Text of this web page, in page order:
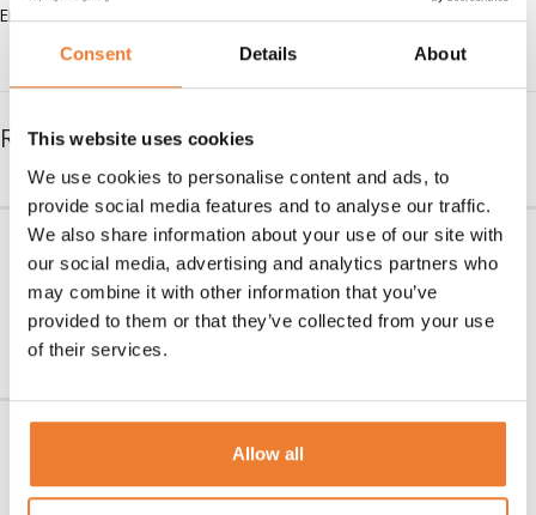
Consent Details About
This website uses cookies
We use cookies to personalise content and ads, to
provide social media features and to analyse our traffic.
We also share information about your use of our site with
our social media, advertising and analytics partners who
may combine it with other information that you’ve
provided to them or that they’ve collected from your use
of their services.
Allow all
EFFEKT: 4,08 kw
RELATERADE PRODUKTER
Bänkfritös dubbel
Art nr. 5130
3.700kr
LÄGG TILL I VARUKORG
Rostfri arbetsbänk 120 cm
Art nr. 5640
450 kr
LÄGG TILL I VARUKORG
Salamander – grill
2.200kr